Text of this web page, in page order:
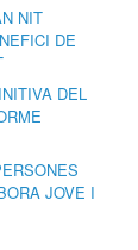
NIT
DE
DEL
JOVE I